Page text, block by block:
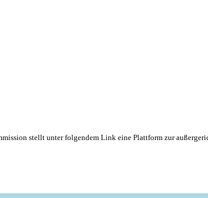
stellt unter folgendem Link eine Plattform zur